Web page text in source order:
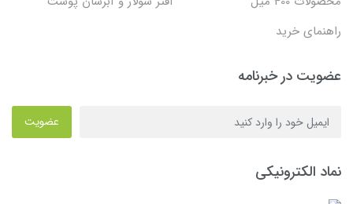
راهنمای خرید
عضویت در خبرنامه
عضویت
نماد الکترونیکی